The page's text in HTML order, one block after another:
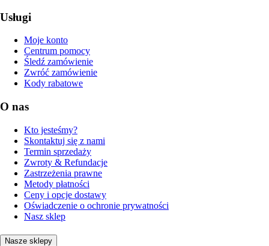
Usługi
Moje konto
Centrum pomocy
Śledź zamówienie
Zwróć zamówienie
Kody rabatowe
O nas
Kto jesteśmy?
Skontaktuj się z nami
Termin sprzedaży
Zwroty & Refundacje
Zastrzeżenia prawne
Metody płatności
Ceny i opcje dostawy
Oświadczenie o ochronie prywatności
Nasz sklep
Nasze sklepy